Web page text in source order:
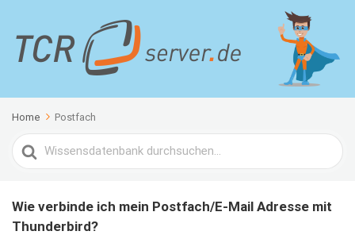
Home Postfach
Search
For
Wie verbinde ich mein Postfach/E-Mail Adresse mit
Thunderbird?